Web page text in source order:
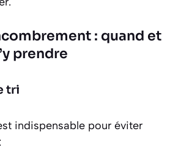
: quand et
prendre
tri
indispensable pour éviter